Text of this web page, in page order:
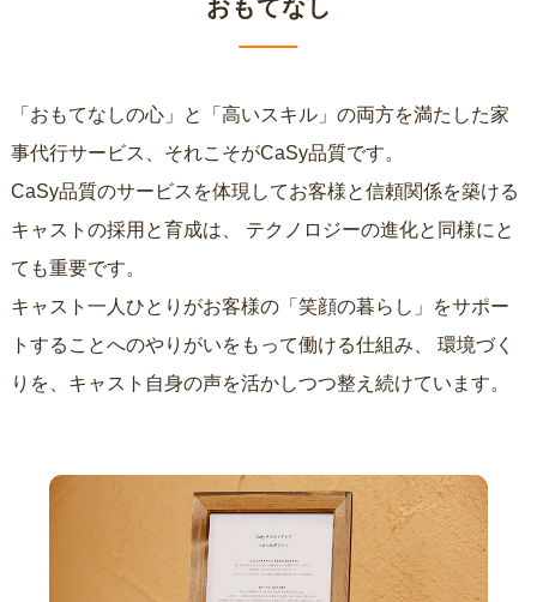
おもてなし
「おもてなしの心」と「高いスキル」の両方を満たした家
事代行サービス、それこそがCaSy品質です。
CaSy品質のサービスを体現してお客様と信頼関係を築ける
キャストの採用と育成は、
ても重要です。
キャスト一人ひとりがお客様の「笑顔の暮らし」をサポー
トすることへのやりがいをもって働ける仕組み、
りを、キャスト自身の声を活かしつつ整え続けています。